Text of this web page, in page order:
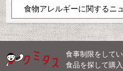
食物アレルギーに関するニ
食事制限をして
食品を探して購